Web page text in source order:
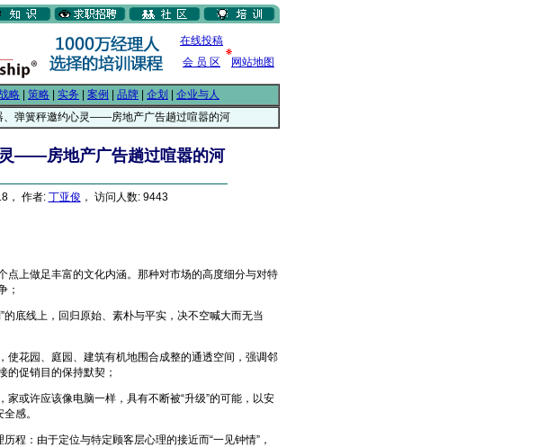
在线投稿
会 员 区
网站地图
略 策略 实务 案例 品牌 企划
企业与人
、弹簧秤邀约心灵——房地产广告趟过喧嚣的河
——房地产广告趟过喧嚣的河
， 作者: 丁亚俊 ， 访问人数: 9443
上做足丰富的文化内涵。那种对市场的高度细分与对特
；
底线上，回归原始、素朴与平实，决不空喊大而无当
花园、庭园、建筑有机地围合成整的通透空间，强调邻
的促销目的保持默契；
或许应该像电脑一样，具有不断被“升级”的可能，以安
感。
：由于定位与特定顾客层心理的接近而“一见钟情”，